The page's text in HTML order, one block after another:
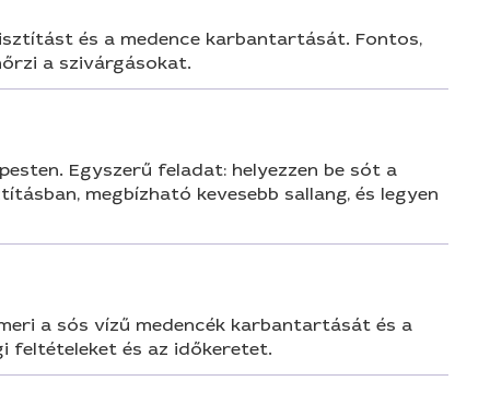
és a medence karbantartását. Fontos,
a szivárgásokat.
Egyszerű feladat: helyezzen be sót a
megbízható kevesebb sallang, és legyen
a sós vízű medencék karbantartását és a
feltételeket és az időkeretet.